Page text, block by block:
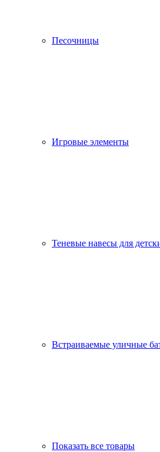
Песочницы
Игровые элементы
Теневые навесы для
Встраиваемые уличные
Показать все товары